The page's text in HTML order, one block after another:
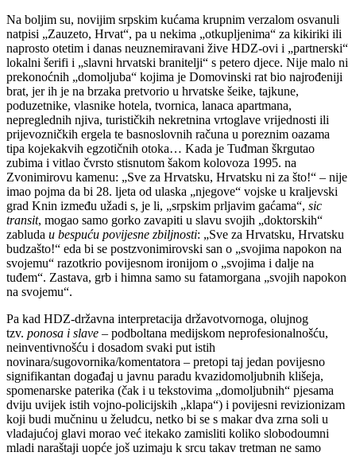
Na boljim su, novijim srpskim kućama krupnim verzalom osvanuli
natpisi „Zauzeto, Hrvat“, pa u nekima „otkupljenima“ za kikiriki ili
naprosto otetim i danas neuznemiravani žive HDZ-ovi i „partnerski“
lokalni šerifi i „slavni hrvatski branitelji“ s petero djece. Nije malo ni
prekonoćnih „domoljuba“ kojima je Domovinski rat bio najrođeniji
brat, jer ih je na brzaka pretvorio u hrvatske šeike, tajkune,
poduzetnike, vlasnike hotela, tvornica, lanaca apartmana,
nepreglednih njiva, turističkih nekretnina vrtoglave vrijednosti ili
prijevozničkih ergela te basnoslovnih računa u poreznim oazama
tipa kojekakvih egzotičnih otoka… Kada je Tuđman škrgutao
zubima i vitlao čvrsto stisnutom šakom kolovoza 1995. na
Zvonimirovu kamenu: „Sve za Hrvatsku, Hrvatsku ni za što!“ – nije
imao pojma da bi 28. ljeta od ulaska „njegove“ vojske u kraljevski
grad Knin između užadi s, je li, „srpskim prljavim gaćama“, sic
transit, mogao samo gorko zavapiti u slavu svojih „doktorskih“
zabluda u bespuću povijesne zbiljnosti: „Sve za Hrvatsku, Hrvatsku
budzašto!“ eda bi se postzvonimirovski san o „svojima napokon na
svojemu“ razotkrio povijesnom ironijom o „svojima i dalje na
tuđem“. Zastava, grb i himna samo su fatamorgana „svojih napokon
na svojemu“.
Pa kad HDZ-državna interpretacija državotvornoga, olujnog
tzv. ponosa i slave – podboltana medijskom neprofesionalnošću,
neinventivnošću i dosadom svaki put istih
novinara/sugovornika/komentatora – pretopi taj jedan povijesno
signifikantan događaj u javnu paradu kvazidomoljubnih klišeja,
spomenarske paterika (čak i u tekstovima „domoljubnih“ pjesama
dviju uvijek istih vojno-policijskih „klapa“) i povijesni revizionizam
koji budi mučninu u želudcu, netko bi se s makar dva zrna soli u
vladajućoj glavi morao već itekako zamisliti koliko slobodoumni
mladi naraštaji uopće još uzimaju k srcu takav tretman ne samo